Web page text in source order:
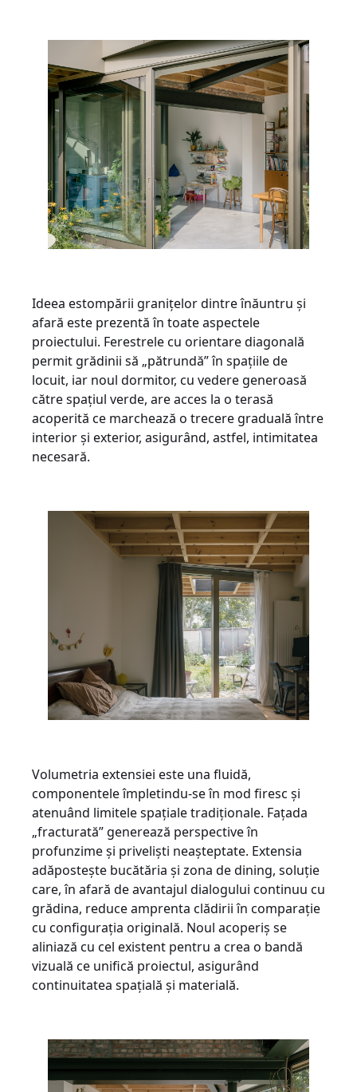
Ideea estompării granițelor dintre înăuntru și
afară este prezentă în toate aspectele
proiectului. Ferestrele cu orientare diagonală
permit grădinii să „pătrundă” în spațiile de
locuit, iar noul dormitor, cu vedere generoasă
către spațiul verde, are acces la o terasă
acoperită ce marchează o trecere graduală între
interior și exterior, asigurând, astfel, intimitatea
necesară.
Volumetria extensiei este una fluidă,
componentele împletindu-se în mod firesc și
atenuând limitele spațiale tradiționale. Fațada
„fracturată” generează perspective în
profunzime și priveliști neașteptate. Extensia
adăpostește bucătăria și zona de dining, soluție
care, în afară de avantajul dialogului continuu cu
grădina, reduce amprenta clădirii în comparație
cu configurația originală. Noul acoperiș se
aliniază cu cel existent pentru a crea o bandă
vizuală ce unifică proiectul, asigurând
continuitatea spațială și materială.